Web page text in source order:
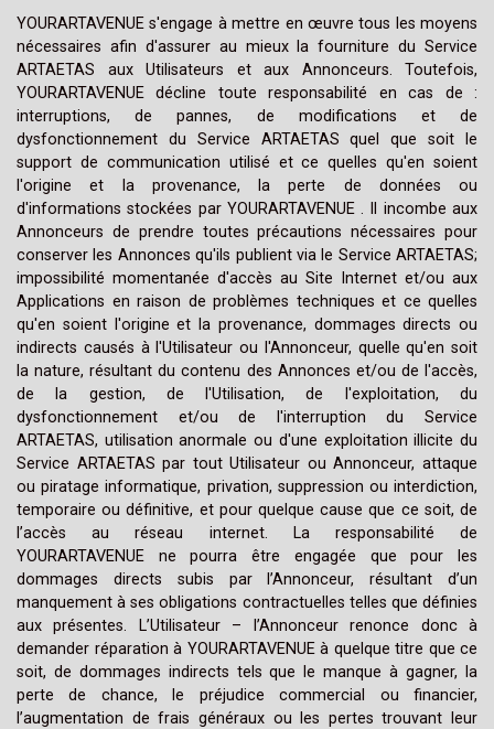
YOURARTAVENUE s'engage à mettre en œuvre tous les moyens
nécessaires afin d'assurer au mieux la fourniture du Service
ARTAETAS aux Utilisateurs et aux Annonceurs. Toutefois,
YOURARTAVENUE décline toute responsabilité en cas de :
interruptions, de pannes, de modifications et de
dysfonctionnement du Service ARTAETAS quel que soit le
support de communication utilisé et ce quelles qu'en soient
l'origine et la provenance, la perte de données ou
d'informations stockées par YOURARTAVENUE . Il incombe aux
Annonceurs de prendre toutes précautions nécessaires pour
conserver les Annonces qu'ils publient via le Service ARTAETAS;
impossibilité momentanée d'accès au Site Internet et/ou aux
Applications en raison de problèmes techniques et ce quelles
qu'en soient l'origine et la provenance, dommages directs ou
indirects causés à l'Utilisateur ou l'Annonceur, quelle qu'en soit
la nature, résultant du contenu des Annonces et/ou de l'accès,
de la gestion, de l'Utilisation, de l'exploitation, du
dysfonctionnement et/ou de l'interruption du Service
ARTAETAS, utilisation anormale ou d'une exploitation illicite du
Service ARTAETAS par tout Utilisateur ou Annonceur, attaque
ou piratage informatique, privation, suppression ou interdiction,
temporaire ou définitive, et pour quelque cause que ce soit, de
l’accès au réseau internet. La responsabilité de
YOURARTAVENUE ne pourra être engagée que pour les
dommages directs subis par l’Annonceur, résultant d’un
manquement à ses obligations contractuelles telles que définies
aux présentes. L’Utilisateur – l’Annonceur renonce donc à
demander réparation à YOURARTAVENUE à quelque titre que ce
soit, de dommages indirects tels que le manque à gagner, la
perte de chance, le préjudice commercial ou financier,
l’augmentation de frais généraux ou les pertes trouvant leur